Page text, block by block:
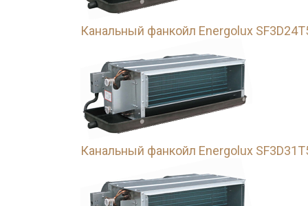
Канальный фанкойл Energolux
Канальный фанкойл Energolux